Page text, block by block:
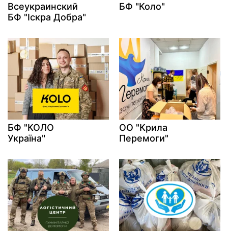
Всеукраинский
БФ "Іскра Добра"
БФ "Коло"
БФ "КОЛО
Україна"
ОО "Крила
Перемоги"